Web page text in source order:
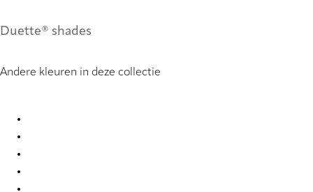
Duette® shades
Andere kleuren in deze collectie